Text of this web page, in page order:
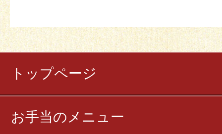
トップページ
お手当のメニュー